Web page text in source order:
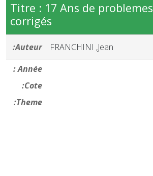
Titre : 17 Ans de problemes
corrigés
Auteur:
FRANCHINI ,Jean
Année :
Cote:
Theme: